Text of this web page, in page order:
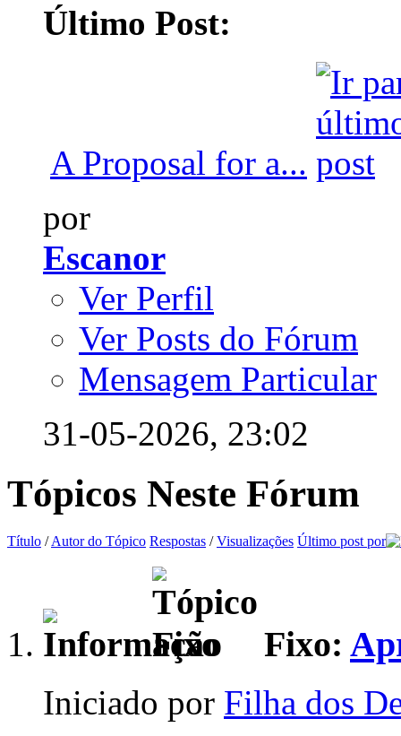
Último Post:
A Proposal for a...
por
Escanor
Ver Perfil
Ver Posts do Fórum
Mensagem Particular
31-05-2026, 23:02
Tópicos Neste Fórum
Título /Autor do Tópico Respostas /Visualizações Último post por
Fixo:
Iniciado por Filha dos